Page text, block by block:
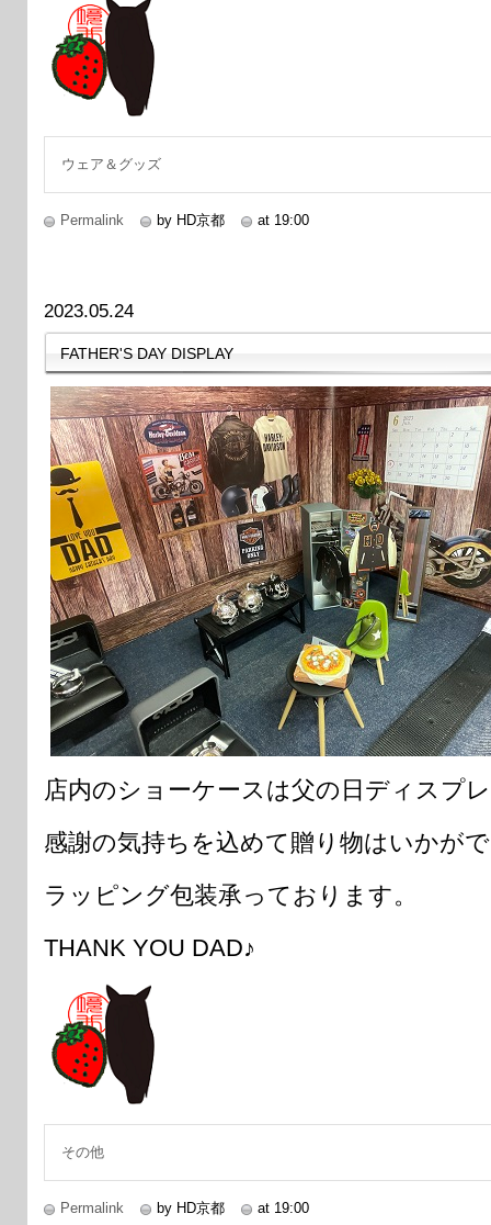
ウェア＆グッズ
Permalink by HD京都 at 19:00
2023.05.24
FATHER'S DAY DISPLAY
店内のショーケースは父の日ディスプ
感謝の気持ちを込めて贈り物はいかが
ラッピング包装承っております。
THANK YOU DAD♪
その他
Permalink by HD京都 at 19:00